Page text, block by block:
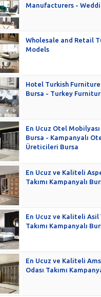
Manufacturers -
Wholesale and Retail
Models
Hotel Turkish
Bursa - Turkey
En Ucuz Otel
Bursa - Kampanyalı
Üreticileri Bursa
En Ucuz ve Kaliteli
Takımı Kampanyalı
En Ucuz ve Kaliteli Asil
Takımı Kampanyalı
En Ucuz ve Kaliteli
Odası Takımı